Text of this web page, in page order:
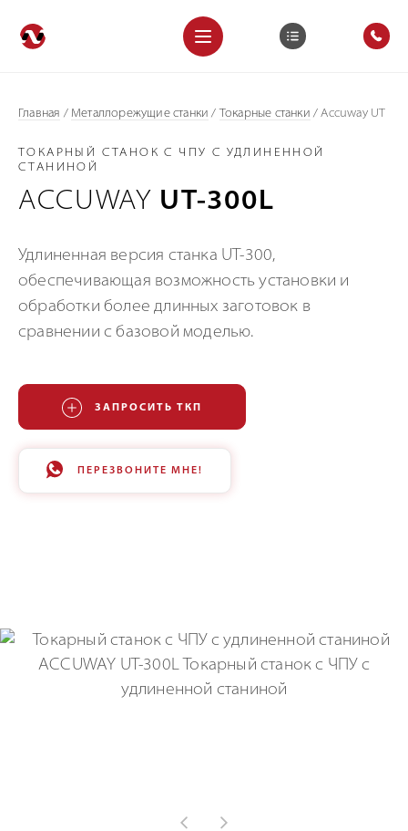
Главная / Металлорежущие станки /Токарные станки /Accuway UT
ТОКАРНЫЙ СТАНОК С ЧПУ С УДЛИНЕННОЙ
СТАНИНОЙ
ACCUWAY UT-300L
Удлиненная версия станка UT-300,
обеспечивающая возможность установки и
обработки более длинных заготовок в
сравнении с базовой моделью.
ЗАПРОСИТЬ ТКП
ПЕРЕЗВОНИТЕ МНЕ!